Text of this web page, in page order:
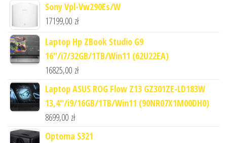
Sony Vpl-Vw290Es/W
17199,00 zł
Laptop Hp ZBook Studio G9
16"/i7/32GB/1TB/Win11 (62U22EA)
16825,00 zł
Laptop ASUS ROG Flow Z13 GZ301ZE-LD183W
13,4"/i9/16GB/1TB/Win11 (90NR07X1M00DH0)
8699,00 zł
Optoma S321